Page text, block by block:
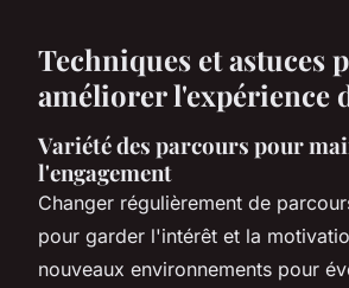
Techniques et astuces
améliorer l'expérience
Variété des parcours pour
l'engagement
Changer régulièrement de
pour garder l'intérêt et la
nouveaux environnements pour